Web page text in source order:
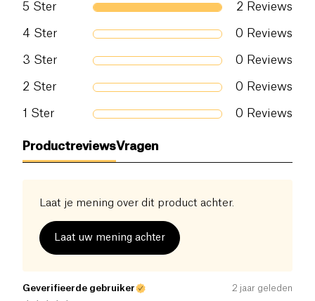
zonder gebruik van chemische oplosmiddelen. De
laboratorium, in omstandigheden van productie van
farmaceutische standaard.
Zout (g) 0 g
5 Ster 2 Reviews
4 Ster 0 Reviews
3 Ster 0 Reviews
2 Ster 0 Reviews
1 Ster 0 Reviews
ProductreviewsVragen
Laat je mening over dit product achter.
Laat uw mening achter
Geverifieerde gebruiker 2 jaar geleden